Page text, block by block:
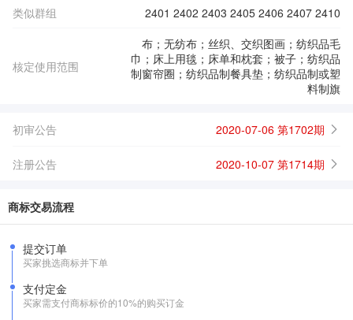
类似群组
2401 2402 2403 2405 2406 2407 2410
核定使用范围
布；无纺布；丝织、交织图画；纺织品毛
巾；床上用毯；床单和枕套；被子；纺织品
制窗帘圈；纺织品制餐具垫；纺织品制或塑
料制旗
初审公告 2020-07-06 第1702期
注册公告 2020-10-07 第1714期
商标交易流程
提交订单
买家挑选商标并下单
支付定金
买家需支付商标标价的10%的购买订金